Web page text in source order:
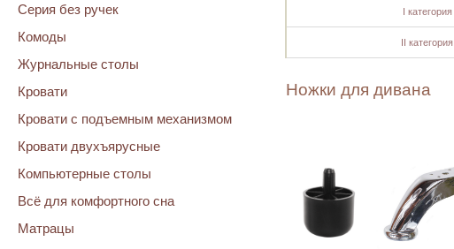
Серия без ручек
Комоды
Журнальные столы
Кровати
Кровати с подъемным механизмом
Кровати двухъярусные
Компьютерные столы
Всё для комфортного сна
Матрацы
I категория
II категория
Ножки для дивана